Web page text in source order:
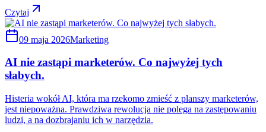
Czytaj
09 maja 2026Marketing
AI nie zastąpi marketerów. Co najwyżej tych
słabych.
Histeria wokół AI, która ma rzekomo zmieść z planszy marketerów,
jest niepoważna. Prawdziwa rewolucja nie polega na zastępowaniu
ludzi, a na dozbrajaniu ich w narzędzia.